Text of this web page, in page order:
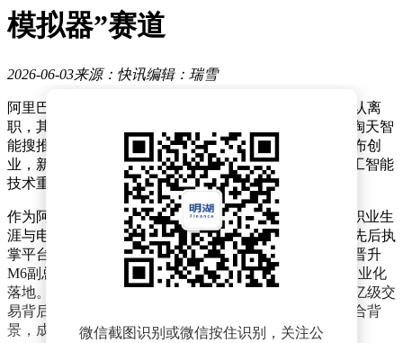
模拟器”赛道
2026-06-03来源：快讯编辑：瑞雪
阿里巴巴集团原副总裁、淘宝行业负责人张凯夫近日确认离
职，其内部系统状态已更新为“退隐江湖”。这位曾主导淘天智
能搜推体系搭建的技术高管，在完成数月筹备后正式宣布创
业，新项目聚焦于“面向市场的世界模型”，旨在通过人工智能
技术重构商业决策逻辑。
作为阿里内部公认的“大淘宝四大金刚”之一，张凯夫的职业生
涯与电商智能化进程深度绑定。2017年加入阿里后，他先后执
掌平台治理、跨境业务及智能搜推等核心板块，2022年晋升
M6副总裁期间，主导完成了搜推算法与多模态技术的商业化
落地。其团队构建的智能搜推产品体系，支撑着淘宝万亿级交
易背后的技术骨架，这种兼具产业经验与技术视野的复合背
景，成为其创业的重要基石。
微信截图识别或微信按住识别，关注公